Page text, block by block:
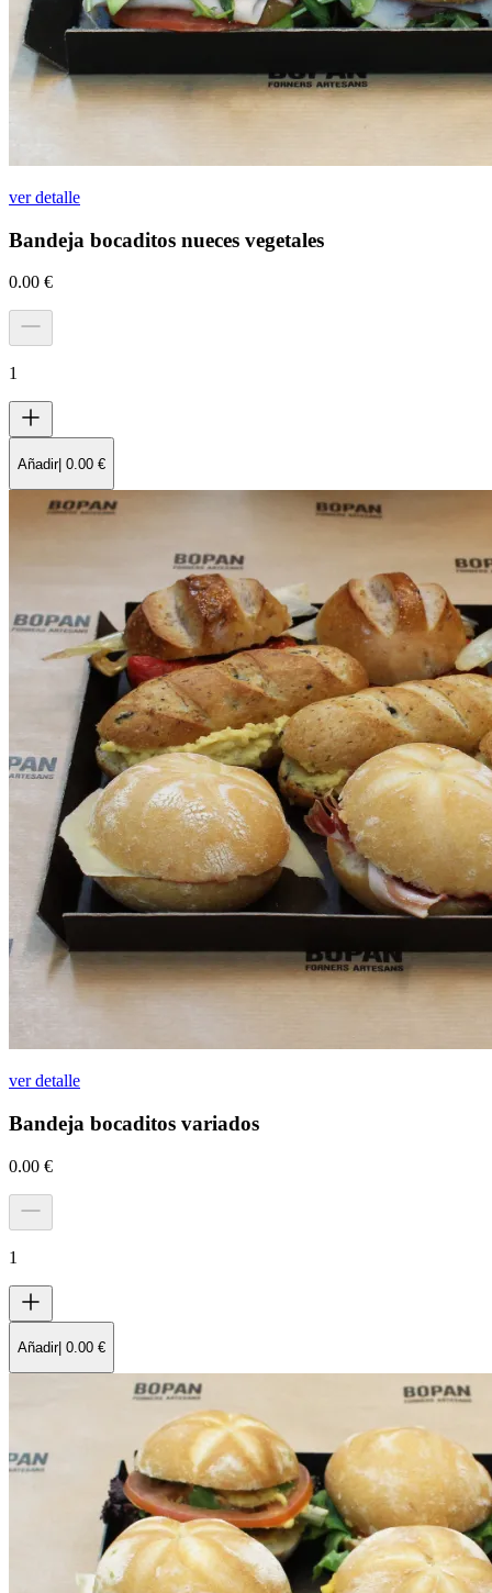
ver detalle
Bandeja bocaditos nueces vegetales
0.00 €
1
Añadir| 0.00 €
ver detalle
Bandeja bocaditos variados
0.00 €
1
Añadir| 0.00 €